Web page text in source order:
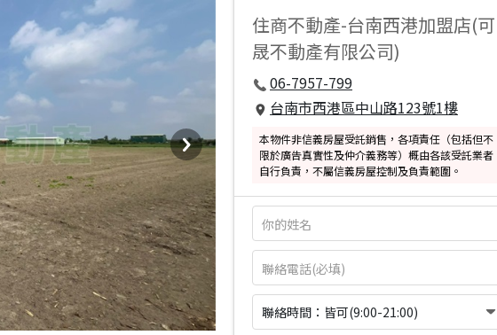
住商不動產-台南西港加盟店(可
晟不動產有限公司)
06-7957-799
台南市西港區中山路123號1樓
本物件非信義房屋受託銷售，各項責任（包括但不
限於廣告真實性及仲介義務等）概由各該受託業者
自行負責，不屬信義房屋控制及負責範圍。
聯絡時間：皆可(9:00-21:00)